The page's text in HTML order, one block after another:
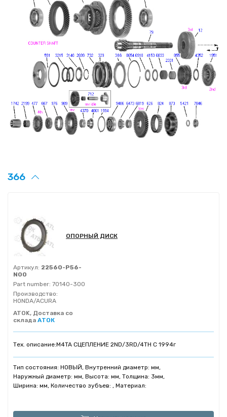
366
ОПОРНЫЙ ДИСК
Артикул: 22560-P56-
N00
Part number: 70140-300
Производство:
HONDA/ACURA
ATOK, Доставка со
склада АТОК
Тех. описание:M4TA СЦЕПЛЕНИЕ 2ND/3RD/4TH C 1994г
Тип состояния: НОВЫЙ, Внутренний диаметр: мм,
Наружный диаметр: мм, Высота: мм, Толщина: 3мм,
Ширина: мм, Количество зубъев: , Материал: